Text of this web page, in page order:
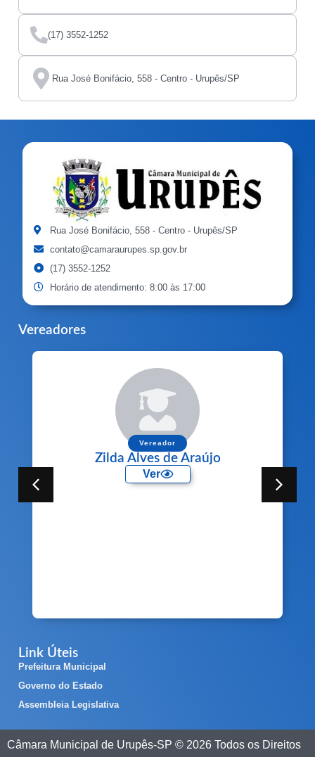
(17) 3552-1252
Rua José Bonifácio, 558 - Centro - Urupês/SP
Rua José Bonifácio, 558 - Centro - Urupês/SP
contato@camaraurupes.sp.gov.br
(17) 3552-1252
Horário de atendimento: 8:00 às 17:00
Vereadores
Zilda Alves de Araújo
Link Úteis
Prefeitura Municipal
Governo do Estado
Assembleia Legislativa
Câmara Municipal de Urupês-SP © 2026 Todos os Direitos